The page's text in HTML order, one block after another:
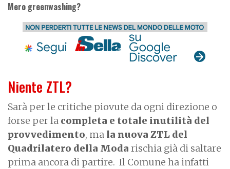
Niente ZTL?
Sarà per le critiche piovute da ogni direzione o
forse per la completa e totale inutilità del
provvedimento, ma la nuova ZTL del
Quadrilatero della Moda rischia già di saltare
prima ancora di partire. Il Comune ha infatti
Mero greenwashing?